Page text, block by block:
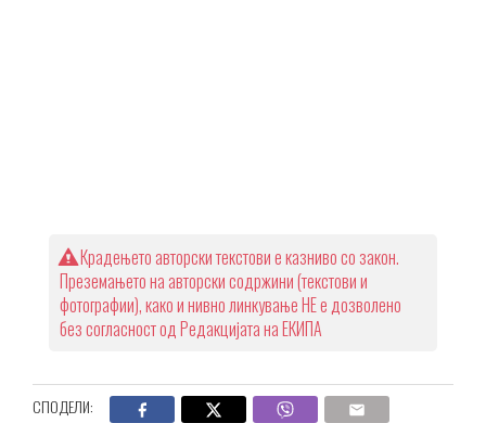
Крадењето авторски текстови е казниво со закон.
Преземањето на авторски содржини (текстови и
фотографии), како и нивно линкување НЕ е дозволено
без согласност од Редакцијата на ЕКИПА
СПОДЕЛИ: